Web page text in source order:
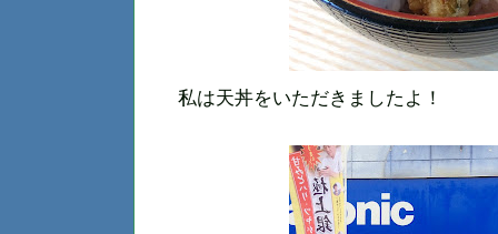
私は天丼をいただきましたよ！